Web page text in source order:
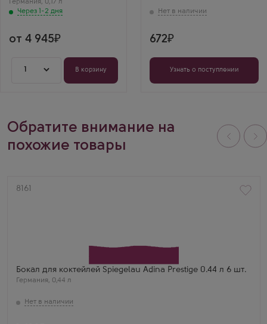
Германия, 0,17 л
Через 1-2 дня
от 4 945
1 В корзину
672
Узнать о поступлении
Обратите внимание на
похожие товары
Артикул
8161
Бокал для коктейлей Spiegelau Adina Prestige 0.44 л 6 шт.
Германия, 0,44 л